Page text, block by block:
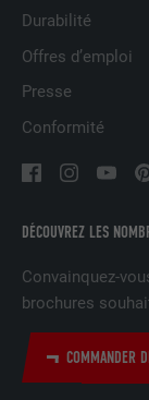
DÉCOUVREZ LES
Convainquez-
brochures
COMMANDER
Durabilité
Offres d’emploi
Presse
Conformité
EXPIRATION
UTILITÉ
EXPIRATION